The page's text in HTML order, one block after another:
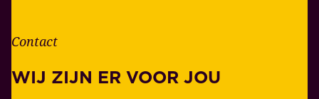
n
Z
e
i
Contact
WIJ ZIJN ER VOOR JOU